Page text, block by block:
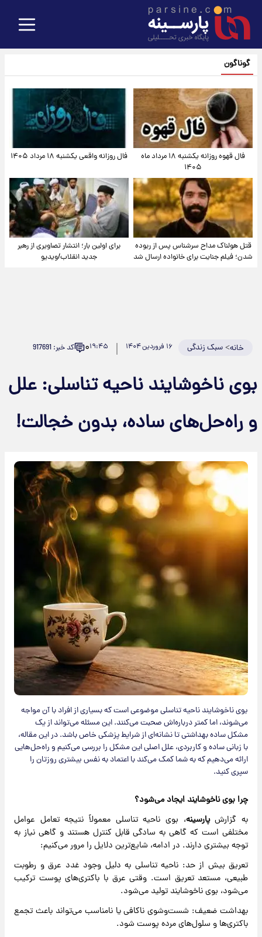
گوناگون
فال قهوه روزانه یکشنبه ۱۸ مرداد ماه
۱۴۰۵
فال روزانه واقعی یکشنبه ۱۸ مرداد ۱۴۰۵
قتل هولناک مداح سرشناس پس از ربوده
شدن؛ فیلم جنایت برای خانواده ارسال شد
برای اولین بار؛ انتشار تصاویری از رهبر
جدید انقلاب/ویدیو
خانه>سبک زندگی ۱۶ فروردین ۱۴۰۴ ۱۹:۴۵۰ کد خبر: 917691
بوی ناخوشایند ناحیه تناسلی: علل
و راه‌حل‌های ساده، بدون خجالت!
بوی ناخوشایند ناحیه تناسلی موضوعی است که بسیاری از افراد با آن مواجه
می‌شوند، اما کمتر درباره‌اش صحبت می‌کنند. این مسئله می‌تواند از یک
مشکل ساده بهداشتی تا نشانه‌ای از شرایط پزشکی خاص باشد. در این مقاله،
با زبانی ساده و کاربردی، علل اصلی این مشکل را بررسی می‌کنیم و راه‌حل‌هایی
ارائه می‌دهیم که به شما کمک می‌کند با اعتماد به نفس بیشتری روزتان را
سپری کنید.
چرا بوی ناخوشایند ایجاد می‌شود؟
به گزارشپارسینه، بوی ناحیه تناسلی معمولاً نتیجه تعامل عوامل
مختلفی است که گاهی به سادگی قابل کنترل هستند و گاهی نیاز به
توجه بیشتری دارند. در ادامه، شایع‌ترین دلایل را مرور می‌کنیم:
تعریق بیش از حد: ناحیه تناسلی به دلیل وجود غدد عرق و رطوبت
طبیعی، مستعد تعریق است. وقتی عرق با باکتری‌های پوست ترکیب
می‌شود، بوی ناخوشایند تولید می‌شود.
بهداشت ضعیف: شست‌وشوی ناکافی یا نامناسب می‌تواند باعث تجمع
باکتری‌ها و سلول‌های مرده پوست شود.